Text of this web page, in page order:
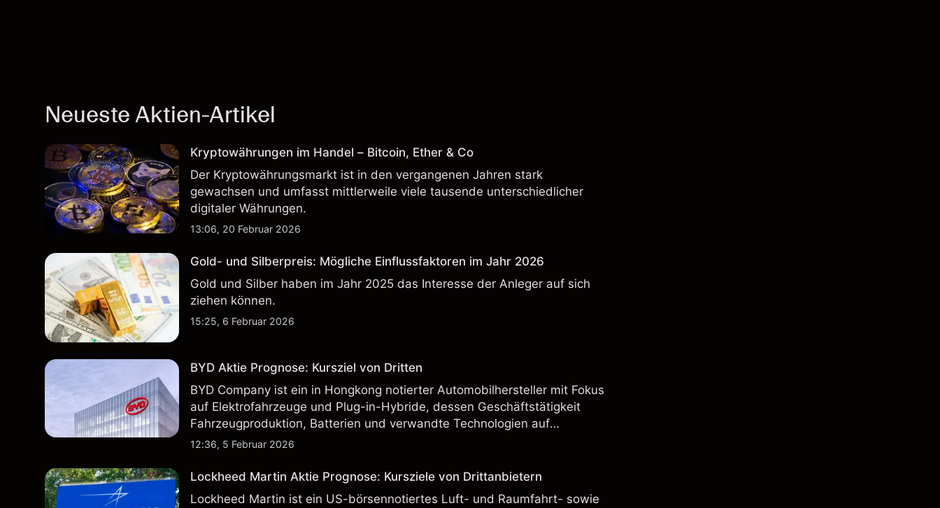
Neueste Aktien-Artikel
Kryptowährungen im Handel – Bitcoin, Ether & Co
Der Kryptowährungsmarkt ist in den vergangenen Jahren stark
gewachsen und umfasst mittlerweile viele tausende unterschiedlicher
digitaler Währungen.
13:06, 20 Februar 2026
Gold- und Silberpreis: Mögliche Einflussfaktoren im Jahr 2026
Gold und Silber haben im Jahr 2025 das Interesse der Anleger auf sich
ziehen können.
15:25, 6 Februar 2026
BYD Aktie Prognose: Kursziel von Dritten
BYD Company ist ein in Hongkong notierter Automobilhersteller mit Fokus
auf Elektrofahrzeuge und Plug-in-Hybride, dessen Geschäftstätigkeit
Fahrzeugproduktion, Batterien und verwandte Technologien auf
inländischen und internationalen Märkten umfasst.
12:36, 5 Februar 2026
Lockheed Martin Aktie Prognose: Kursziele von Drittanbietern
Lockheed Martin ist ein US-börsennotiertes Luft- und Raumfahrt- sowie